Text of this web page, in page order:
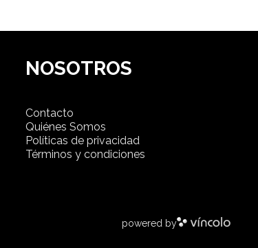
NOSOTROS
Contacto
Quiénes Somos
Políticas de privacidad
Términos y condiciones
powered by